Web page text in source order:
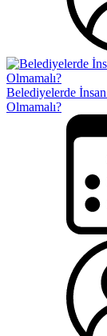
Belediyelerde
Olmamalı?